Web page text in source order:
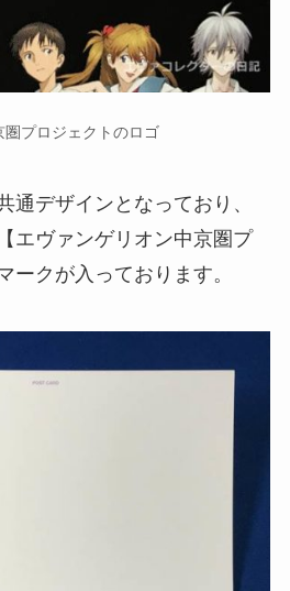
圏プロジェクトのロゴ
通デザインとなっており、
エヴァンゲリオン中京圏プ
ークが入っております。